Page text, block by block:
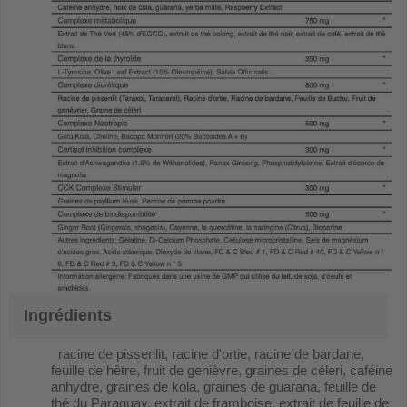
Ingrédients
racine de pissenlit, racine d'ortie, racine de bardane,
feuille de hêtre, fruit de genièvre, graines de céleri, caféine
anhydre, graines de kola, graines de guarana, feuille de
thé du Paraguay, extrait de framboise, extrait de feuille de